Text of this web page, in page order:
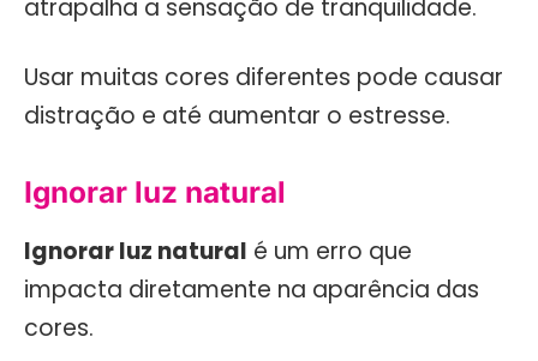
atrapalha a sensação de tranquilidade.
Usar muitas cores diferentes pode causar
distração e até aumentar o estresse.
Ignorar luz natural
Ignorar luz natural é um erro que
impacta diretamente na aparência das
cores.